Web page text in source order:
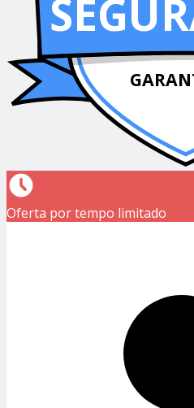
Oferta por tempo limitado